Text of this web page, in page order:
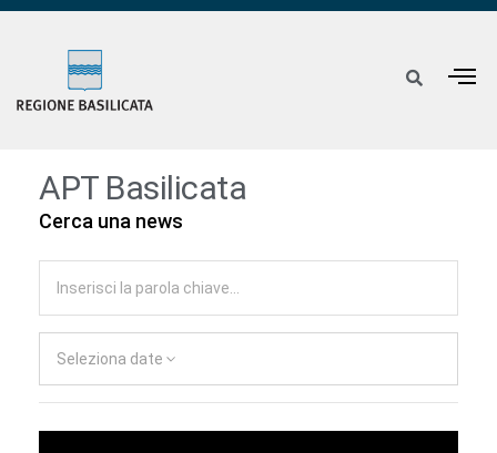
APT Basilicata
Cerca una news
Seleziona date